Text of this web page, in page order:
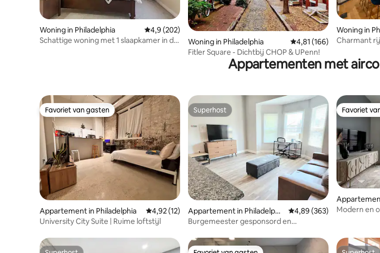
Woning in Philadelphia Gemiddelde beoordeling van 4,9 op 5, 202 recensies
4,9 (202)
Schattige woning met 1 slaapkamer in de
Woning in Philadelphia Gemiddelde beoordeling
4,81 (166)
Fitler Square - Dichtbij CHOP & UPenn!
Woning in
Charmant
buitenlucht
Appartementen met
Favoriet van gasten
Favoriet van gasten
Appartement in Philadelphia Gemiddelde beoordeling van 4,92 op 5, 12 recensies
4,92 (12)
University City Suite | Ruime loftstijl
Superhost
Superhost
Appartement in Philadelphi
a
Gemiddelde beoordeling
4,89 (363)
Burgemeester gesponsord en
Favoriet
Favoriet
Modern en